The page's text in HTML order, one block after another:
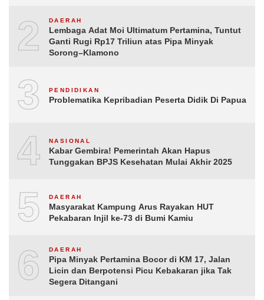
2 DAERAH
Lembaga Adat Moi Ultimatum Pertamina, Tuntut
Ganti Rugi Rp17 Triliun atas Pipa Minyak
Sorong–Klamono
3 PENDIDIKAN
Problematika Kepribadian Peserta Didik Di Papua
4 NASIONAL
Kabar Gembira! Pemerintah Akan Hapus
Tunggakan BPJS Kesehatan Mulai Akhir 2025
5 DAERAH
Masyarakat Kampung Arus Rayakan HUT
Pekabaran Injil ke-73 di Bumi Kamiu
6 DAERAH
Pipa Minyak Pertamina Bocor di KM 17, Jalan
Licin dan Berpotensi Picu Kebakaran jika Tak
Segera Ditangani